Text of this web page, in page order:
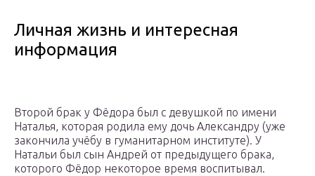
Личная жизнь и интересная
информация
Второй брак у Фёдора был с девушкой по имени
Наталья, которая родила ему дочь Александру (уже
закончила учёбу в гуманитарном институте). У
Натальи был сын Андрей от предыдущего брака,
которого Фёдор некоторое время воспитывал.